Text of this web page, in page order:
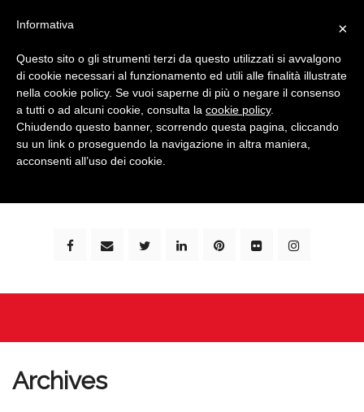
bimbi e viaggi - family travel blog: community #1 in
Archives
×
Informativa
Questo sito o gli strumenti terzi da questo utilizzati si avvalgono
di cookie necessari al funzionamento ed utili alle finalità illustrate
nella cookie policy. Se vuoi saperne di più o negare il consenso
a tutti o ad alcuni cookie, consulta la cookie policy.
Chiudendo questo banner, scorrendo questa pagina, cliccando
su un link o proseguendo la navigazione in altra maniera,
acconsenti all’uso dei cookie.